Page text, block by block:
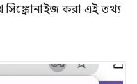
সিঙ্ক্রোনাইজ করা এই তথ্য